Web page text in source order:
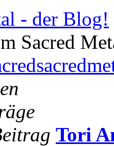
- der Blog!
Sacred
Tori